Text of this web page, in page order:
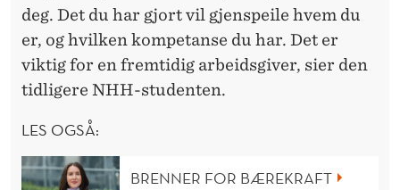
deg. Det du har gjort vil gjenspeile hvem du
er, og hvilken kompetanse du har. Det er
viktig for en fremtidig arbeidsgiver, sier den
tidligere NHH-studenten.
LES OGSÅ:
BRENNER FOR BÆREKRAFT